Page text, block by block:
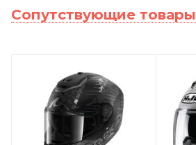
Сопутствующие товары